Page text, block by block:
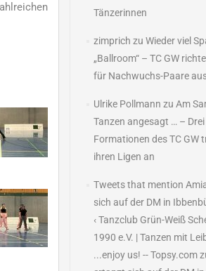
Tänzerinnen
zimprich zu Wieder viel
„Ballroom“ – TC GW
für Nachwuchs-Paare
Ulrike Pollmann zu Am
Tanzen angesagt … – Drei
Formationen des TC GW
ihren Ligen an
Tweets that mention
sich auf der DM in
‹ Tanzclub Grün-Weiß
1990 e.V. | Tanzen mit
...enjoy us! -- Topsy.com